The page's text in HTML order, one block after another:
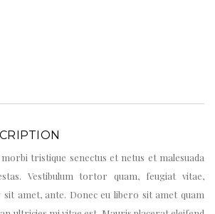
tristique senectus et netus et malesuada
Vestibulum tortor quam, feugiat vitae,
amet, ante. Donec eu libero sit amet quam